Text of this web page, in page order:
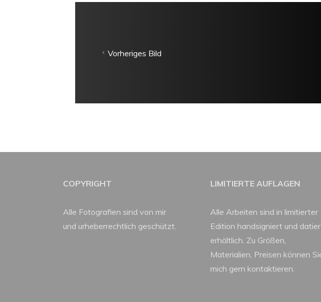
Vorheriges Bild
COPYRIGHT
Alle Fotografien sind von mir
und urheberrechtlich geschützt.
LIMITIERTE AUFLAGEN
Alle Arbeiten sind in limitierter
Edition handsigniert und
erhältlich. Zu Größen,
Materialien, Preisen können
mich gern kontaktieren.